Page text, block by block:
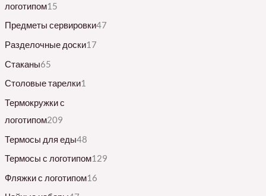
логотипом15
Предметы сервировки47
Разделочные доски17
Стаканы65
Столовые тарелки1
Термокружки с
логотипом209
Термосы для еды48
Термосы с логотипом129
Фляжки с логотипом16